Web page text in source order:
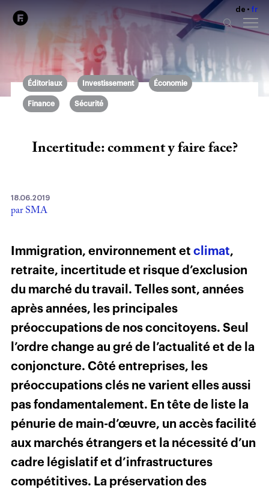
de fr
Éditoriaux Investissement Économie
Finance Sécurité
Incertitude: comment y faire face?
18.06.2019
par SMA
Immigration, environnement et climat,
retraite, incertitude et risque d’exclusion
du marché du travail. Telles sont, années
après années, les principales
préoccupations de nos concitoyens. Seul
l’ordre change au gré de l’actualité et de la
conjoncture. Côté entreprises, les
préoccupations clés ne varient elles aussi
pas fondamentalement. En tête de liste la
pénurie de main-d’œuvre, un accès facilité
aux marchés étrangers et la nécessité d’un
cadre législatif et d’infrastructures
compétitives. La préservation des